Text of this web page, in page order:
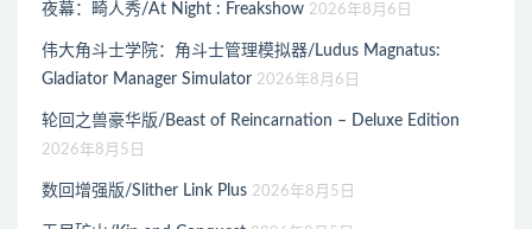
夜幕：畸人秀/At Night : Freakshow 2026年8月6日
伟大角斗士学院：角斗士管理模拟器/Ludus Magnatus:
Gladiator Manager Simulator 2026年8月6日
轮回之兽豪华版/Beast of Reincarnation – Deluxe Edition
2026年8月5日
数回增强版/Slither Link Plus 2026年8月5日